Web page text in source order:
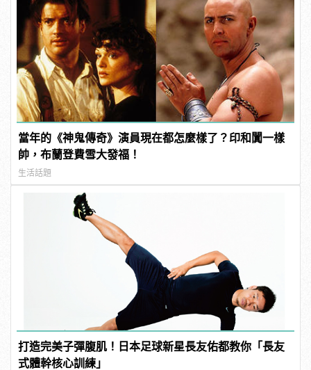
當年的《神鬼傳奇》演員現在都怎麼樣了？印和闐一樣
帥，布蘭登費雪大發福！
生活話題
打造完美子彈腹肌！日本足球新星長友佑都教你「長友
式體幹核心訓練」